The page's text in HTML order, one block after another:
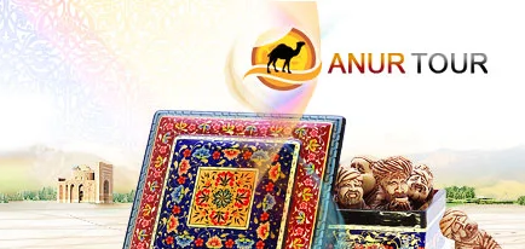
Central Asian Tour Operator